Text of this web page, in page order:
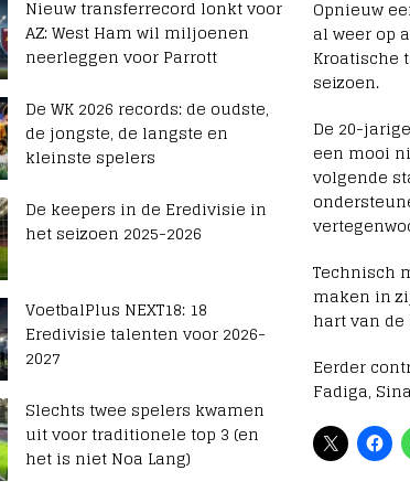
Opnieuw
al weer op
Kroatische
seizoen.
De 20-
een mooi
volgende
Technisch
maken in
hart van de
Eerder
Fadiga,
Nieuw transferrecord lonkt voor
AZ: West Ham wil miljoenen
neerleggen voor Parrott
De WK 2026 records: de oudste,
de jongste, de langste en
kleinste spelers
De keepers in de Eredivisie in
het seizoen 2025-2026
VoetbalPlus NEXT18: 18
Eredivisie talenten voor 2026-
2027
Slechts twee spelers kwamen
uit voor traditionele top 3 (en
het is niet Noa Lang)